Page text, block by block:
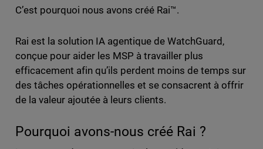
C’est pourquoi nous avons créé Rai™.
Rai est la solution IA agentique de WatchGuard,
conçue pour aider les MSP à travailler plus
efficacement afin qu’ils perdent moins de temps sur
des tâches opérationnelles et se consacrent à offrir
de la valeur ajoutée à leurs clients.
Pourquoi avons-nous créé Rai ?